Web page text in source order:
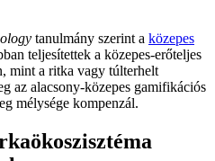
tanulmány szerint a közepes
teljesítettek a közepes-erőteljes
mint a ritka vagy túlterhelt
az alacsony-közepes gamifikációs
mélysége kompenzál.